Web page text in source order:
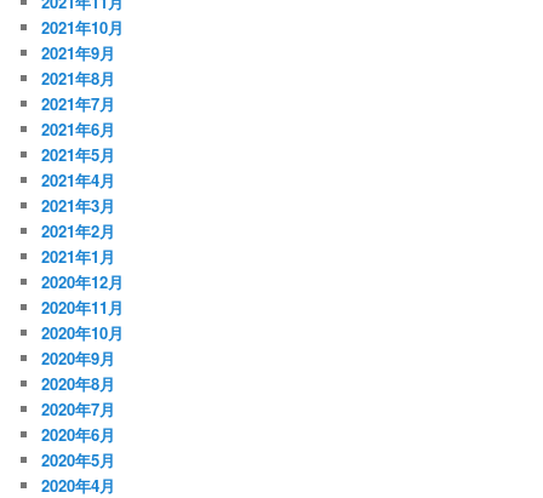
2021年10月
2021年9月
2021年8月
2021年7月
2021年6月
2021年5月
2021年4月
2021年3月
2021年2月
2021年1月
2020年12月
2020年11月
2020年10月
2020年9月
2020年8月
2020年7月
2020年6月
2020年5月
2020年4月